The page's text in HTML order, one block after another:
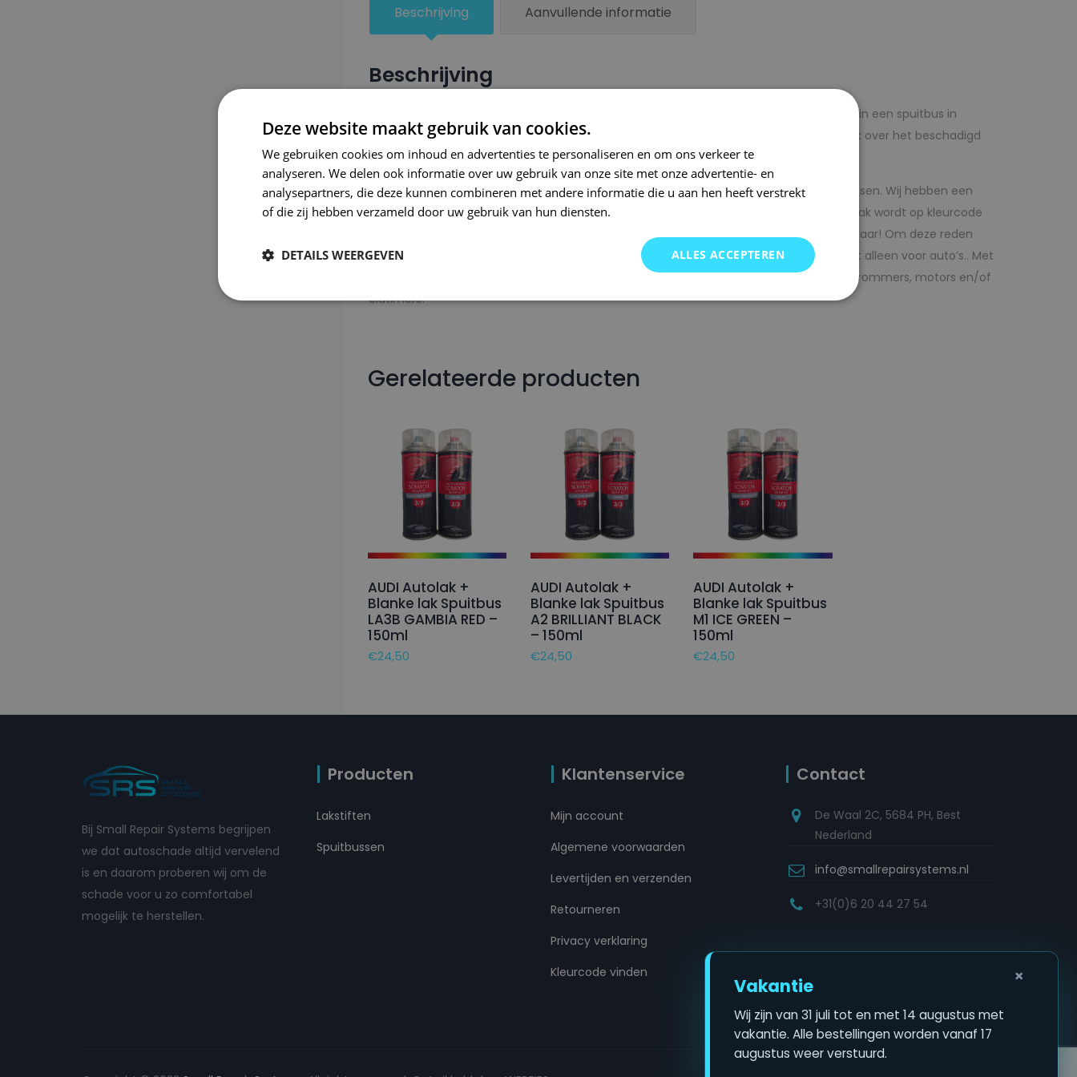
Beschrijving Aanvullende informatie
Beschrijving
Een groter beschadigd oppervlak van je auto behandel je nu zelf voordelig met autolak in een spuitbus in
combinatie met blanke lak van Small Repair Systems. U dient op voorhand de blanke lak over het beschadigd
oppervlak te spuiten zodat de kleurlak beter hecht.
Bij SRS bent u aan het juiste adres wanneer het gaat om hoge kwaliteit autolak spuitbussen. Wij hebben een
gigantisch assortiment met oneindig veel kleurencombinaties in ons arsenaal. De autolak wordt op kleurcode
of kleurnaam gemaakt en is afgevuld met professionele verf. Direct uit voorraad leverbaar! Om deze reden
garanderen wij dat u altijd de gewenste kleur voor uw auto bij SRS kunt vinden. Maar niet alleen voor auto’s.. Met
onze A-kwaliteit spuitbussen kunt u bij ons ook terecht voor bedrijfswagens, scooters, brommers, motors en/of
oldtimers!
Gerelateerde producten
AUDI Autolak +
Blanke lak Spuitbus
LA3B GAMBIA RED –
150ml
€24,50
AUDI Autolak +
Blanke lak Spuitbus
A2 BRILLIANT BLACK
– 150ml
€24,50
AUDI Autolak +
Blanke lak Spuitbus
M1 ICE GREEN –
150ml
€24,50
Bij Small Repair Systems begrijpen
we dat autoschade altijd vervelend
is en daarom proberen wij om de
schade voor u zo comfortabel
mogelijk te herstellen.
Producten
Lakstiften
Spuitbussen
Klantenservice
Mijn account
Algemene voorwaarden
Levertijden en verzenden
Retourneren
Privacy verklaring
Kleurcode vinden
Contact
De Waal 2C, 5684 PH, Best
Nederland
info@smallrepairsystems.nl
+31(0)6 20 44 27 54
Deze website maakt gebruik van cookies.
We gebruiken cookies om inhoud en advertenties te personaliseren en om ons verkeer te
analyseren. We delen ook informatie over uw gebruik van onze site met onze advertentie- en
analysepartners, die deze kunnen combineren met andere informatie die u aan hen heeft verstrekt
of die zij hebben verzameld door uw gebruik van hun diensten.
ALLES ACCEPTEREN
DETAILS WEERGEVEN
×
Vakantie
Wij zijn van 31 juli tot en met 14 augustus met
vakantie. Alle bestellingen worden vanaf 17
augustus weer verstuurd.